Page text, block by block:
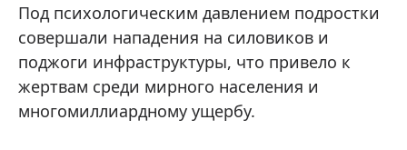
Под психологическим давлением подростки
совершали нападения на силовиков и
поджоги инфраструктуры, что привело к
жертвам среди мирного населения и
многомиллиардному ущербу.